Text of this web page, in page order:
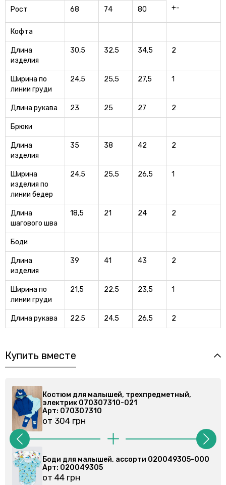
+-
Рост 68 74 80
Кофта
Длина
изделия
30,5 32,5 34,5 2
Ширина по
линии груди
24,5 25,5 27,5 1
Длина рукава 23 25 27 2
Брюки
Длина
изделия
35 38 42 2
Ширина
изделия по
линии бедер
24,5 25,5 26,5 1
Длина
шагового шва
18,5 21 24 2
Боди
Длина
изделия
39 41 43 2
Ширина по
линии груди
21,5 22,5 23,5 1
Длина рукава 22,5 24,5 26,5 2
Купить вместе
000
Костюм для малышей, трехпредметный,
электрик 070307310-021
Арт: 070307310
от 304 грн
Боди для малышей, ассорти
Арт: 020079102
от 44 грн